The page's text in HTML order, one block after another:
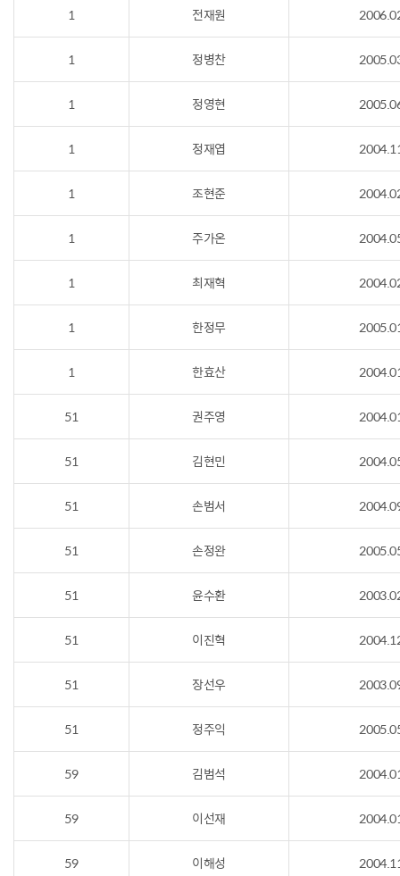
1 전재원
1 정병찬
1 정영현
1 정재엽
1 조현준
1 주가온
1 최재혁
1 한정무
1 한효산
51 권주영
51 김현민
51 손범서
51 손정완
51 윤수환
51 이진혁
51 장선우
51 정주익
59 김범석
59 이선재
59 이해성